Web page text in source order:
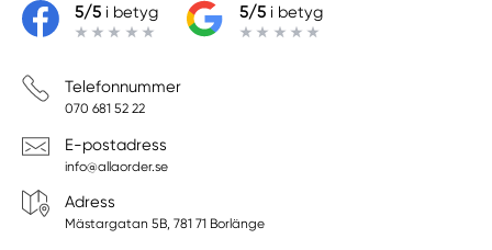
5/5i betyg 5/5i betyg
Telefonnummer
070 681 52 22
E-postadress
info@allaorder.se
Adress
Mästargatan 5B, 781 71 Borlänge